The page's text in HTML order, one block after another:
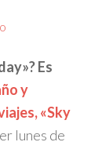
Es
y
«Sky
lunes de